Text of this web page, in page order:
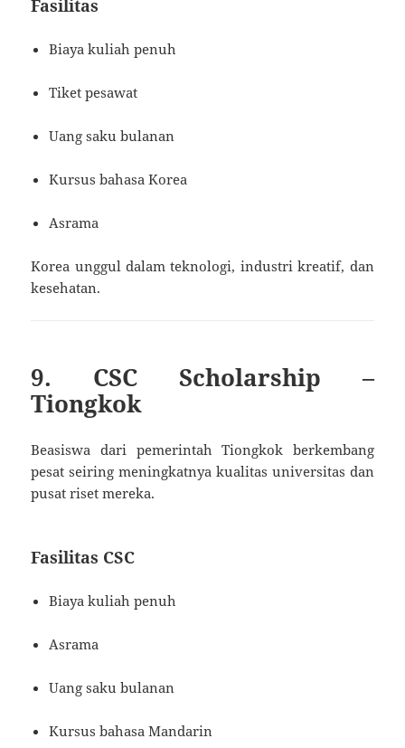
Fasilitas
Biaya kuliah penuh
Tiket pesawat
Uang saku bulanan
Kursus bahasa Korea
Asrama
Korea unggul dalam teknologi, industri kreatif, dan
kesehatan.
9. CSC Scholarship –
Tiongkok
Beasiswa dari pemerintah Tiongkok berkembang
pesat seiring meningkatnya kualitas universitas dan
pusat riset mereka.
Fasilitas CSC
Biaya kuliah penuh
Asrama
Uang saku bulanan
Kursus bahasa Mandarin